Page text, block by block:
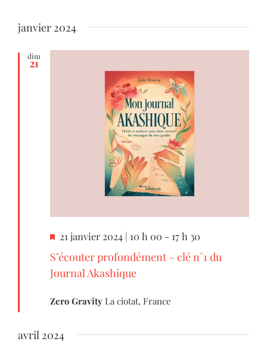
janvier 2024
dim
21
Mis
en
avant
21 janvier 2024 | 10 h 00 - 17 h 30
S’écouter profondément – clé n°1 du
Journal Akashique
Zero Gravity La ciotat, France
avril 2024